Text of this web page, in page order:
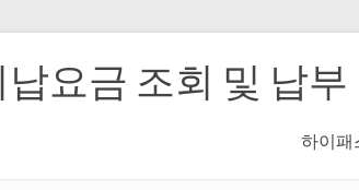
요금 조회 및 납부
하이패